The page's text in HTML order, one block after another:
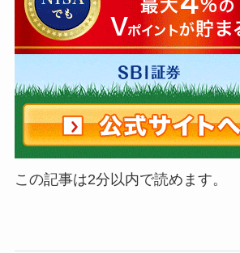
この記事は2分以内で読めます。